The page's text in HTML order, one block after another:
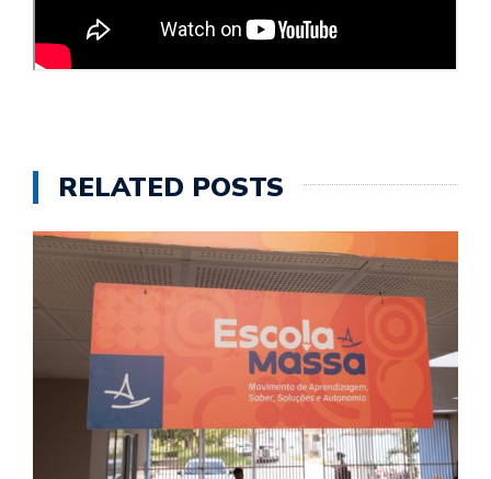
RELATED POSTS